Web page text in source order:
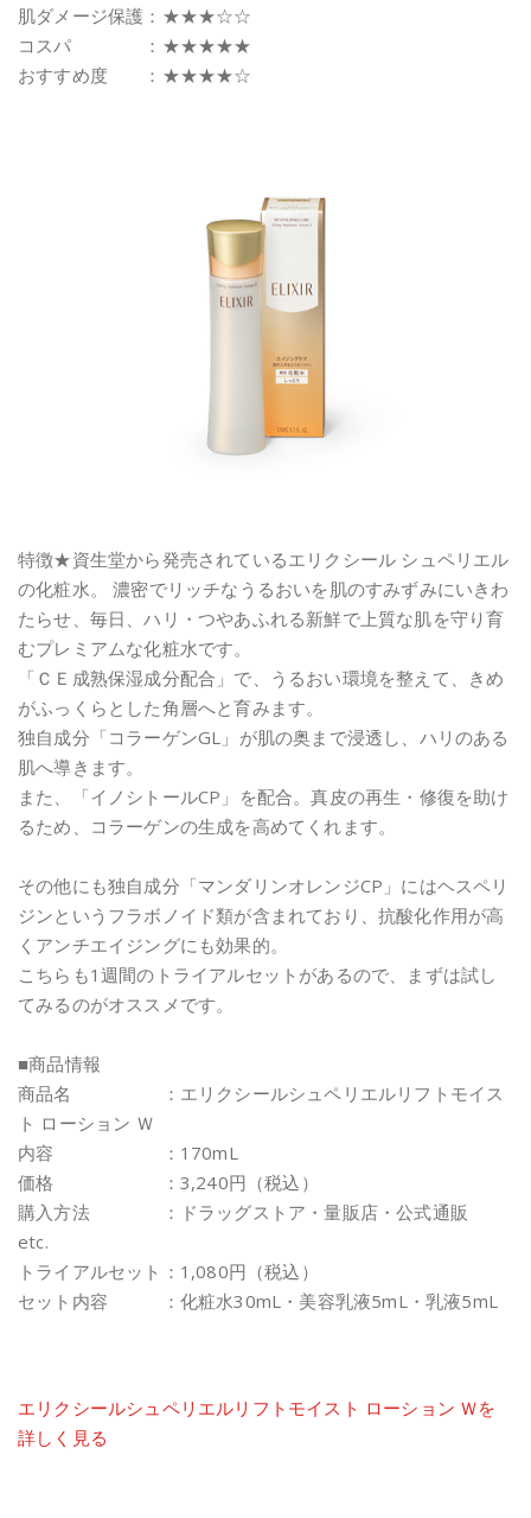
肌ダメージ保護：★★★☆☆
コスパ ：★★★★★
おすすめ度 ：★★★★☆
特徴★資生堂から発売されているエリクシール シュペリエル
の化粧水。 濃密でリッチなうるおいを肌のすみずみにいきわ
たらせ、毎日、ハリ・つやあふれる新鮮で上質な肌を守り育
むプレミアムな化粧水です。
「ＣＥ成熟保湿成分配合」で、うるおい環境を整えて、きめ
がふっくらとした角層へと育みます。
独自成分「コラーゲンGL」が肌の奥まで浸透し、ハリのある
肌へ導きます。
また、「イノシトールCP」を配合。真皮の再生・修復を助け
るため、コラーゲンの生成を高めてくれます。
その他にも独自成分「マンダリンオレンジCP」にはヘスペリ
ジンというフラボノイド類が含まれており、抗酸化作用が高
くアンチエイジングにも効果的。
こちらも1週間のトライアルセットがあるので、まずは試し
てみるのがオススメです。
■商品情報
商品名 ：エリクシールシュペリエルリフトモイス
ト ローション Ｗ
内容 ：170mL
価格 ：3,240円（税込）
購入方法 ：ドラッグストア・量販店・公式通販
etc.
トライアルセット：1,080円（税込）
セット内容 ：化粧水30mL・美容乳液5mL・乳液5mL
エリクシールシュペリエルリフトモイスト ローション Ｗを
詳しく見る